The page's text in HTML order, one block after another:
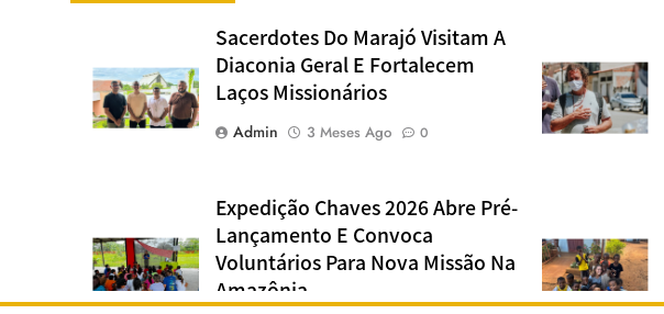
Sacerdotes Do Marajó Visitam A
Diaconia Geral E Fortalecem
Laços Missionários
Admin 3 Meses Ago 0
Expedição Chaves 2026 Abre Pré-
Lançamento E Convoca
Voluntários Para Nova Missão Na
Amazônia